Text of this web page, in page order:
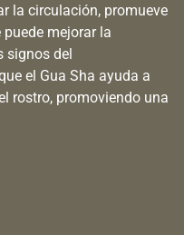
la circulación, promueve
puede mejorar la
signos del
el Gua Sha ayuda a
rostro, promoviendo una